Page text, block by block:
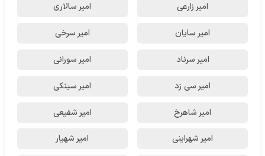
امیر زارعی امیر سالاری
امیر سایان امیر سرخی
امیر سرناد امیر سورانی
امیر سی زد امیر سینکی
امیر شاهرخ امیر شفیعی
امیر شهراینی امیر شهیار